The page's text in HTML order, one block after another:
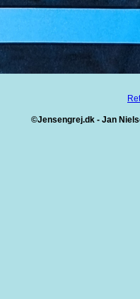
©Jensengrej.dk - Jan